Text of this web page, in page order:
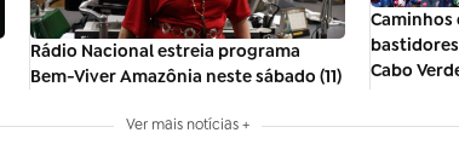
Rádio Nacional estreia programa
Bem-Viver Amazônia neste sábado (11)
Caminhos
Cabo
Ver mais notícias +